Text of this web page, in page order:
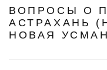
ВОПРОСЫ О
АСТРАХАНЬ
НОВАЯ